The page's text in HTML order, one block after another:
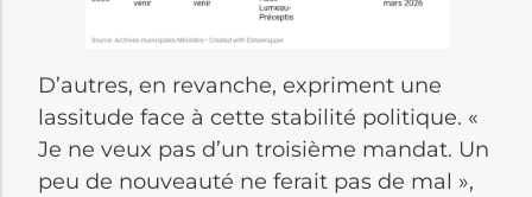
D’autres, en revanche, expriment une
lassitude face à cette stabilité politique. «
Je ne veux pas d’un troisième mandat. Un
peu de nouveauté ne ferait pas de mal »,